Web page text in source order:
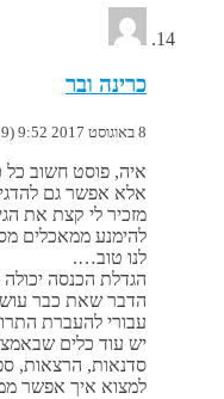
כרינה ובר
8 באוגוסט 2017 9:52 (9 שנים לפני)
איה, פוסט חשוב
אלא אפשר גם
מזכיר לי קצת את
להימנע ממאכלים
לנו טוב….
הגדלת הכנסה
הדבר שאת כבר
עבורי להעברת
יש עוד כלים
סדנאות, הרצאות,
למצוא איך אפשר